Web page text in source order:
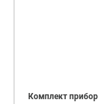
Комплект